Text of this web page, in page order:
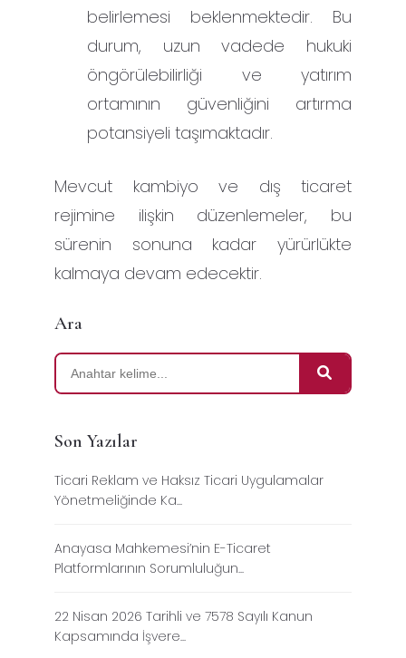
belirlemesi beklenmektedir. Bu
durum, uzun vadede hukuki
öngörülebilirliği ve yatırım
ortamının güvenliğini artırma
potansiyeli taşımaktadır.
Mevcut kambiyo ve dış ticaret
rejimine ilişkin düzenlemeler, bu
sürenin sonuna kadar yürürlükte
kalmaya devam edecektir.
Ara
Son Yazılar
Ticari Reklam ve Haksız Ticari Uygulamalar
Yönetmeliğinde Ka...
Anayasa Mahkemesi’nin E-Ticaret
Platformlarının Sorumluluğun...
22 Nisan 2026 Tarihli ve 7578 Sayılı Kanun
Kapsamında İşvere...